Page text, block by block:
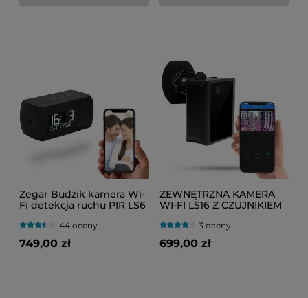
Zegar Budzik kamera Wi-
Fi detekcja ruchu PIR LS6
44 oceny
749,00 zł
ZEWNĘTRZNA KAMERA
WI-FI LS16 Z CZUJNIKIEM
2W1
3 oceny
699,00 zł